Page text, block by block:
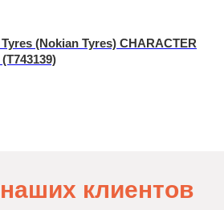
(Nokian Tyres) CHARACTER
клиентов